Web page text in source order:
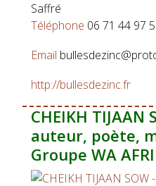
Saffré
Téléphone 06 71 44 97
Email
http://bullesdezinc.fr
CHEIKH TIJAAN
auteur, poète,
Groupe WA